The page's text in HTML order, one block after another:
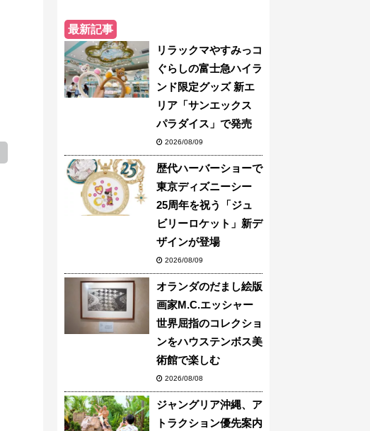
最新記事
リラックマやすみっコ
ぐらしの富士急ハイラ
ンド限定グッズ 新エ
リア「サンエックス
パラダイス」で発売
2026/08/09
歴代ハーバーショーで
東京ディズニーシー
25周年を祝う「ジュ
ビリーロケット」新デ
ザインが登場
2026/08/09
オランダのだまし絵版
画家M.C.エッシャー
世界屈指のコレクショ
ンをハウステンボス美
術館で楽しむ
2026/08/08
ジャングリア沖縄、ア
トラクション優先案内